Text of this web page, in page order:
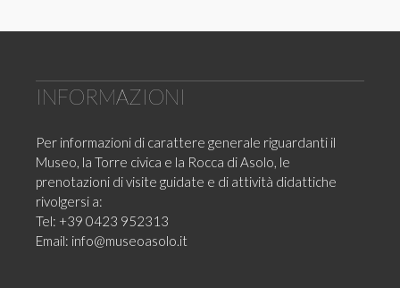
INFORMAZIONI
Per informazioni di carattere generale riguardanti il
Museo, la Torre civica e la Rocca di Asolo, le
prenotazioni di visite guidate e di attività didattiche
rivolgersi a:
Tel: +39 0423 952313
Email: info@museoasolo.it